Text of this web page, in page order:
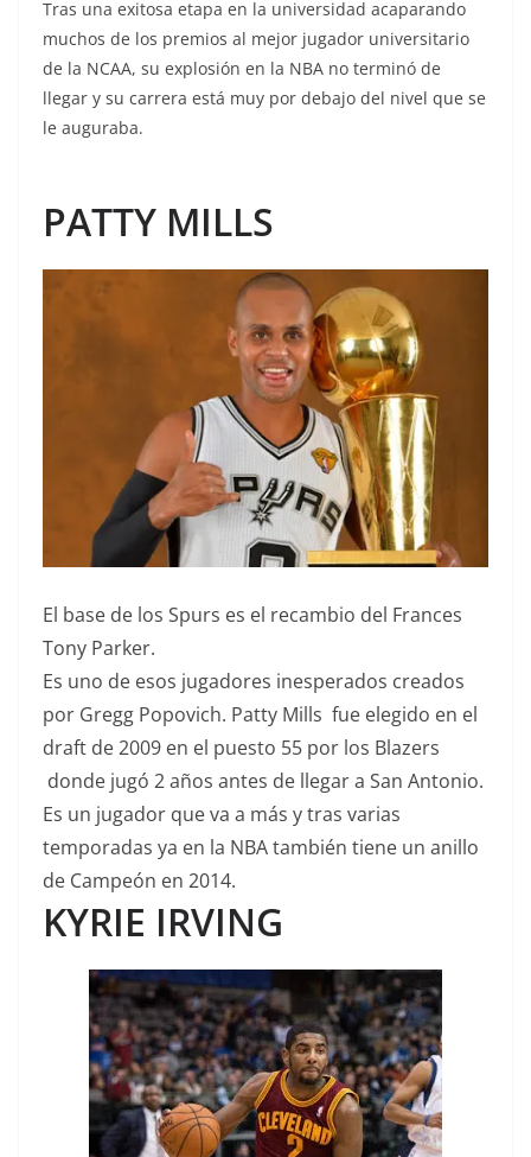
Tras una exitosa etapa en la universidad acaparando
muchos de los premios al mejor jugador universitario
de la NCAA, su explosión en la NBA no terminó de
llegar y su carrera está muy por debajo del nivel que se
le auguraba.
PATTY MILLS
El base de los Spurs es el recambio del Frances
Tony Parker.
Es uno de esos jugadores inesperados creados
por Gregg Popovich. Patty Mills fue elegido en el
draft de 2009 en el puesto 55 por los Blazers
donde jugó 2 años antes de llegar a San Antonio.
Es un jugador que va a más y tras varias
temporadas ya en la NBA también tiene un anillo
de Campeón en 2014.
KYRIE IRVING